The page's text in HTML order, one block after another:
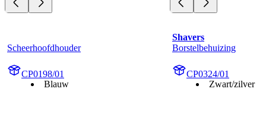
Scheerhoofdhouder
CP0198/01
Blauw
Shavers
Borstelbehuizing
CP0324/01
Zwart/zilver